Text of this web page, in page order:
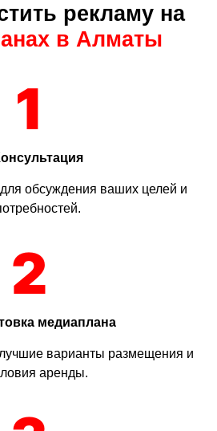
рекламу на
в Алматы
1
обсуждения ваших целей и
2
медиаплана
варианты размещения и
аренды.